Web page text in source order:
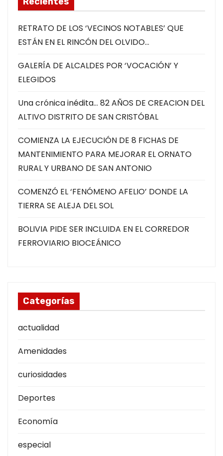
d
e
v
d
e
RETRATO DE LOS ‘VECINOS NOTABLES’ QUE
ESTÁN EN EL RINCÓN DEL OLVIDO…
GALERÍA DE ALCALDES POR ‘VOCACIÓN’ Y
ELEGIDOS
Una crónica inédita… 82 AÑOS DE CREACION DEL
ALTIVO DISTRITO DE SAN CRISTÓBAL
COMIENZA LA EJECUCIÓN DE 8 FICHAS DE
MANTENIMIENTO PARA MEJORAR EL ORNATO
RURAL Y URBANO DE SAN ANTONIO
COMENZÓ EL ‘FENÓMENO AFELIO’ DONDE LA
TIERRA SE ALEJA DEL SOL
BOLIVIA PIDE SER INCLUIDA EN EL CORREDOR
FERROVIARIO BIOCEÁNICO
Categorías
actualidad
Amenidades
curiosidades
Deportes
Economía
especial